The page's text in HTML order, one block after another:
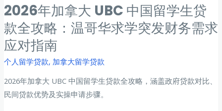
理
工
与
国
大
求
学
2026年加拿大 UBC 中国留学生贷
款全攻略：温哥华求学突发财务需求
应对指南
个人留学贷款, 加拿大留学贷款
2026年加拿大 UBC 中国留学生贷款全攻略，涵盖政府贷款对比、
民间贷款优势及实操申请步骤。